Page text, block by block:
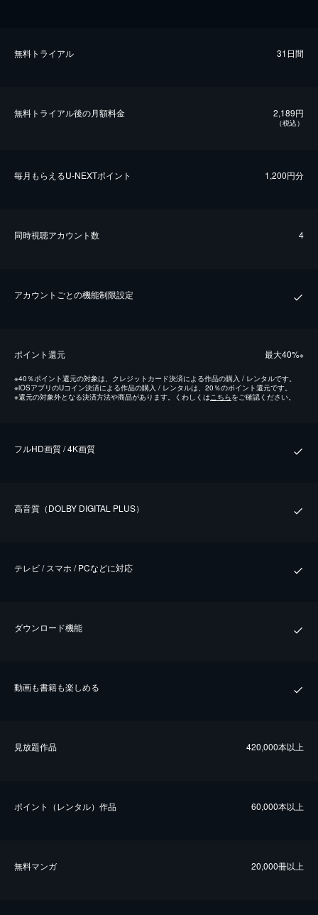
無料トライアル 31日間
無料トライアル後の⽉額料金 2,189円
（税込）
毎⽉もらえるU-NEXTポイント 1,200円分
同時視聴アカウント数 4
アカウントごとの機能制限設定
ポイント還元 最⼤40%※
※40％ポイント還元の対象は、クレジットカード決済による作品の購入 / レンタルです。
※iOSアプリのUコイン決済による作品の購入 / レンタルは、20％のポイント還元です。
※還元の対象外となる決済方法や商品があります。くわしくは こちらをご確認ください。
フルHD画質 / 4K画質
⾼⾳質（DOLBY DIGITAL PLUS）
テレビ / スマホ / PCなどに対応
ダウンロード機能
動画も書籍も楽しめる
⾒放題作品 420,000本以上
ポイント（レンタル）作品 60,000本以上
無料マンガ 20,000冊以上